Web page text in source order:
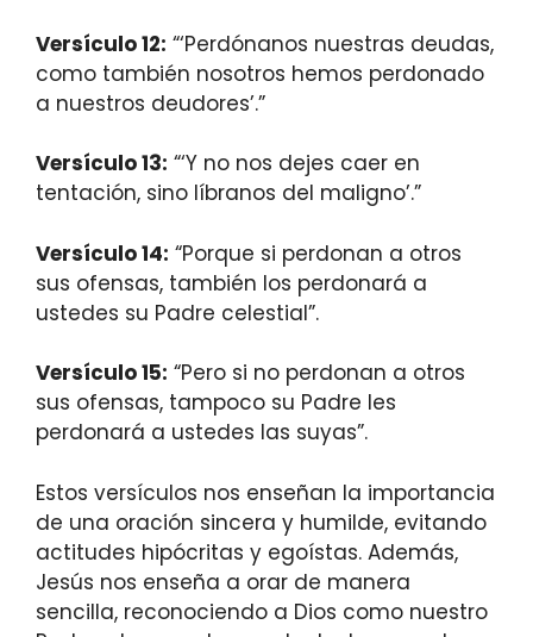
Versículo 12: “‘Perdónanos nuestras deudas,
como también nosotros hemos perdonado
a nuestros deudores’.”
Versículo 13: “‘Y no nos dejes caer en
tentación, sino líbranos del maligno’.”
Versículo 14: “Porque si perdonan a otros
sus ofensas, también los perdonará a
ustedes su Padre celestial”.
Versículo 15: “Pero si no perdonan a otros
sus ofensas, tampoco su Padre les
perdonará a ustedes las suyas”.
Estos versículos nos enseñan la importancia
de una oración sincera y humilde, evitando
actitudes hipócritas y egoístas. Además,
Jesús nos enseña a orar de manera
sencilla, reconociendo a Dios como nuestro